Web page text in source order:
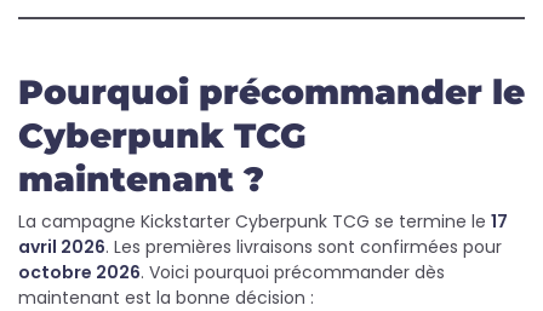
Pourquoi précommander le
Cyberpunk TCG
maintenant ?
La campagne Kickstarter Cyberpunk TCG se termine le 17
avril 2026. Les premières livraisons sont confirmées pour
octobre 2026. Voici pourquoi précommander dès
maintenant est la bonne décision :